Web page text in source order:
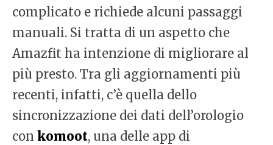
complicato e richiede alcuni passaggi
manuali. Si tratta di un aspetto che
Amazfit ha intenzione di migliorare al
più presto. Tra gli aggiornamenti più
recenti, infatti, c’è quella dello
sincronizzazione dei dati dell’orologio
con komoot, una delle app di